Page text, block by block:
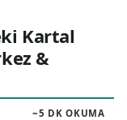
Kartal
&
~5 DK OKUMA